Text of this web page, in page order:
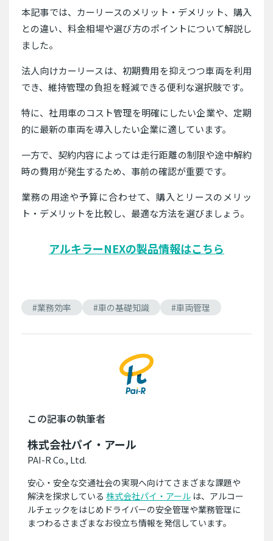
本記事では、カーリースのメリット・デメリット、購入
との違い、料金相場や選び方のポイントについて解説し
ました。
法人向けカーリースは、初期費用を抑えつつ車両を利用
でき、維持管理の負担を軽減できる便利な選択肢です。
特に、社用車のコスト管理を明確にしたい企業や、定期
的に最新の車両を導入したい企業に適しています。
一方で、契約内容によっては走行距離の制限や途中解約
時の費用が発生するため、事前の確認が重要です。
業務の用途や予算に合わせて、購入とリースのメリッ
ト・デメリットを比較し、最適な方法を選びましょう。
アルキラーNEXの製品情報はこちら
#業務効率 #車の基礎知識 #車両管理
この記事の執筆者
株式会社パイ・アール
PAI-R Co., Ltd.
安心・安全な交通社会の実現へ向けてさまざまな課題や
解決を探求している 株式会社パイ・アール は、アルコー
ルチェックをはじめドライバーの安全管理や業務管理に
まつわるさまざまなお役立ち情報を発信しています。